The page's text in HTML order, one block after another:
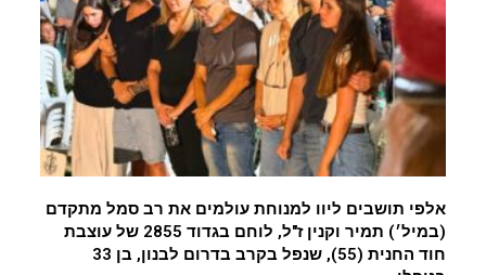
אלפי תושבים ליוו למנוחת עולמים את רב סמל מתקדם
(במיל׳) תמיר וקנין ז"ל, לוחם בגדוד 2855 של עוצבת
חוד החנית (55), שנפל בקרב בדרום לבנון, בן 33